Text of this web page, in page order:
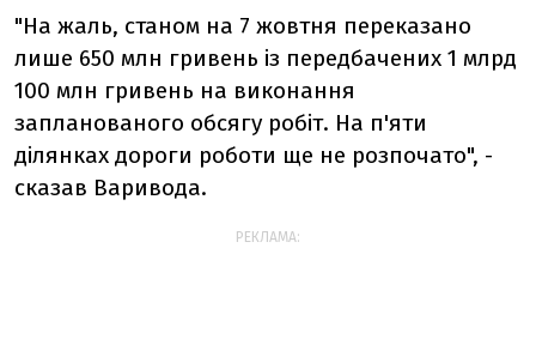
"На жаль, станом на 7 жовтня переказано
лише 650 млн гривень із передбачених 1 млрд
100 млн гривень на виконання
запланованого обсягу робіт. На п'яти
ділянках дороги роботи ще не розпочато", -
сказав Варивода.
РЕКЛАМА: